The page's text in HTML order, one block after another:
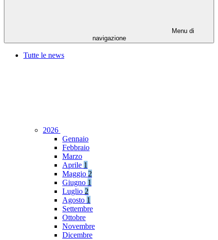
Menu di
navigazione
Tutte le news
2026
Gennaio
Febbraio
Marzo
Aprile 1
Maggio 2
Giugno 1
Luglio 2
Agosto 1
Settembre
Ottobre
Novembre
Dicembre